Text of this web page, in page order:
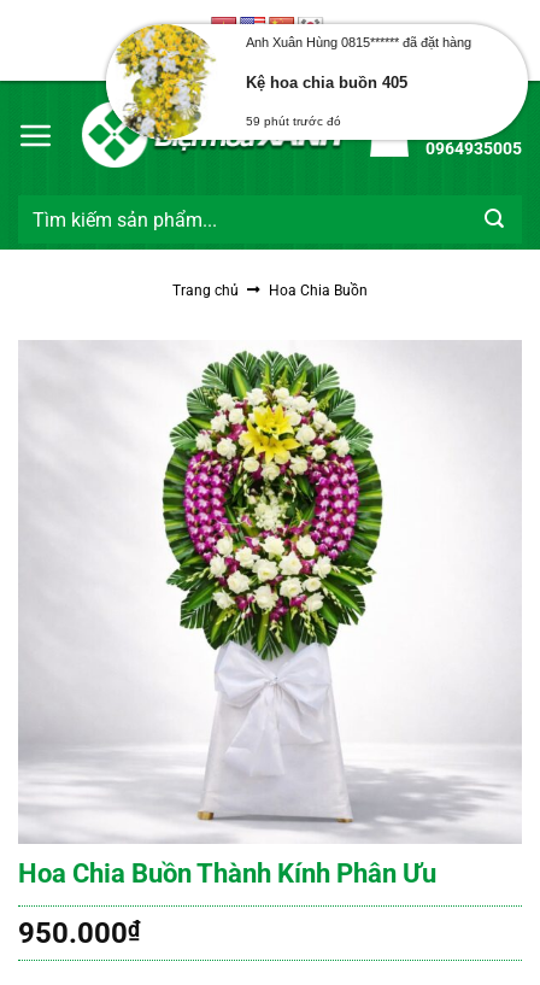
Chào mừng bạn đến với Điện Hoa Xanh
0964935005
Tìm
Trang chủ Hoa Chia Buồn
Hoa Chia Buồn Thành Kính Phân Ưu
950.000₫
Anh Xuân Hùng 0815****** đã đặt hàng
Kệ hoa chia buồn 405
59 phút trước đó